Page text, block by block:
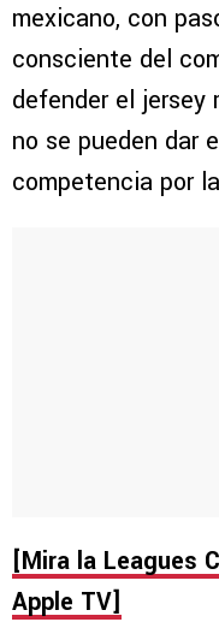
mexicano, con
consciente del
defender el jersey
no se pueden dar
competencia por
[Mira la Leagues
Apple TV]